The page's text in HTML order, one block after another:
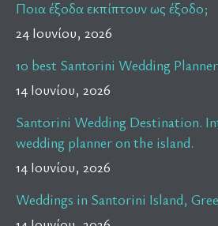
Ποια έξοδα εκπίπτουν ως έξοδο;
24 Ιουνίου, 2026
10 best Santorini Wedding
14 Ιουνίου, 2026
Santorini Wedding Destination.
wedding planner on the island.
14 Ιουνίου, 2026
Weddings in Santorini Island,